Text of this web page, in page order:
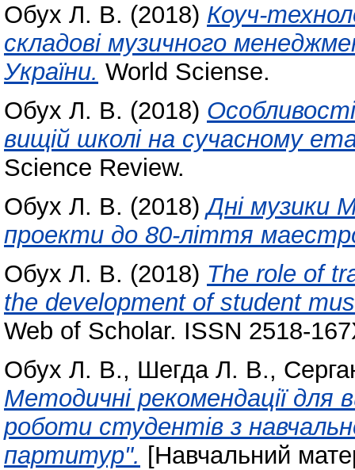
Обух Л. В. (2018) Коуч-
складові музичного
України. World Sciense.
Обух Л. В. (2018)
вищій школі на сучасному
Science Review.
Обух Л. В. (2018)Дні музики
проекти до 80-ліття
Обух Л. В. (2018) The role of
the development of student
Web of Scholar. ISSN 2518-
Обух Л. В., Шегда Л. В.,
Методичні рекомендації для
роботи студентів з
партитур". [Навчальний